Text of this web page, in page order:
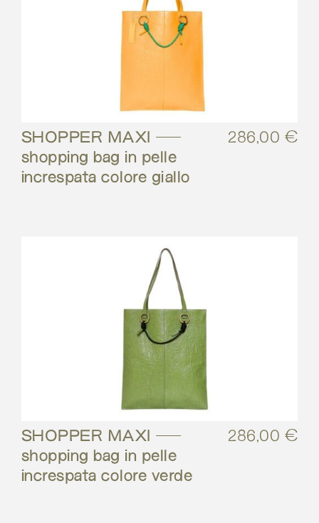
SHOPPER MAXI –
shopping bag in pelle
increspata colore giallo
286,00 €
SHOPPER MAXI –
shopping bag in pelle
increspata colore verde
286,00 €